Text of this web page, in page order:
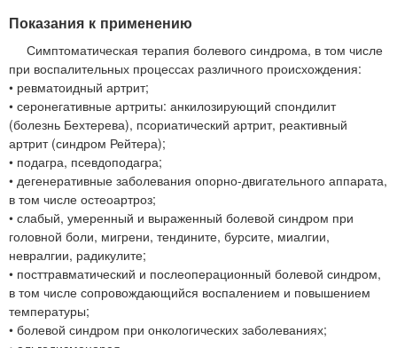
Показания к применению
Симптоматическая терапия болевого синдрома, в том числе
при воспалительных процессах различного происхождения:
• ревматоидный артрит;
• серонегативные артриты: анкилозирующий спондилит
(болезнь Бехтерева), псориатический артрит, реактивный
артрит (синдром Рейтера);
• подагра, псевдоподагра;
• дегенеративные заболевания опорно-двигательного аппарата,
в том числе остеоартроз;
• слабый, умеренный и выраженный болевой синдром при
головной боли, мигрени, тендините, бурсите, миалгии,
невралгии, радикулите;
• посттравматический и послеоперационный болевой синдром,
в том числе сопровождающийся воспалением и повышением
температуры;
• болевой синдром при онкологических заболеваниях;